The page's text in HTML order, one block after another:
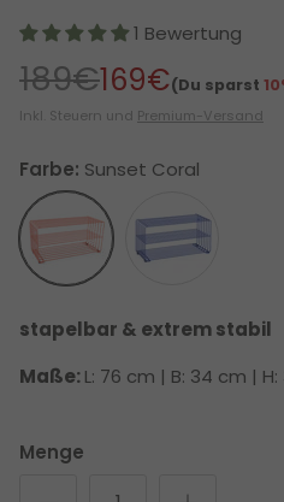
1 Bewertung
189€169€(Du sparst
Inkl. Steuern und Premium-Versand
Farbe: Sunset Coral
Sunset Coral
stapelbar & extrem stabil
Maße:L: 76 cm | B: 34 cm |
Menge